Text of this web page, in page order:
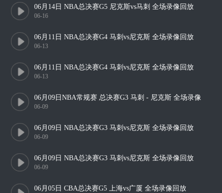
06月14日 NBA总决赛G5 尼克斯vs马刺 全场录像回放
06-16
06月11日 NBA总决赛G4 马刺vs尼克斯 全场录像回放
06-13
06月11日 NBA总决赛G4 马刺vs尼克斯 全场录像回放
06-13
06月09日NBA常规赛 总决赛G3 马刺 - 尼克斯 全场录像
06-09
06月09日 NBA总决赛G3 马刺vs尼克斯 全场录像回放
06-09
06月09日 NBA总决赛G3 马刺vs尼克斯 全场录像回放
06-09
06月05日 CBA总决赛G5 上海vs广厦 全场录像回放